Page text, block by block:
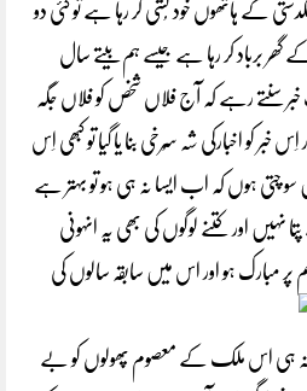
کے ہاتھوں خود کُشی کر رہا ہے تو کئی دو
برباد کر رہا ہے جیسے ہم بیتے سال
خبر سنتے رہے کہ آج فلاں شخص کو فلاں جگہ
خبر کو اخبارکی شہ سُرخی بنا یا گیا تو کبھی اِس
سو چتی ہوں کہ اب ایسا نہ ہی ہو تو بہتر ہے
نہیں اور کتنے لوگوں کی بھی یہ انہونی
مبارک ہو اور اس میں سابقہ سالوںکی
نہ ہی اس ملک کے معصوم پھولوں کو بے